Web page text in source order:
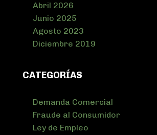
Abril 2026
Junio 2025
Agosto 2023
Diciembre 2019
CATEGORÍAS
Demanda Comercial
Fraude al Consumidor
Ley de Empleo